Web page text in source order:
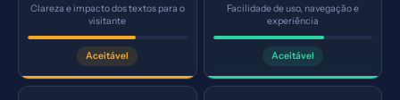
Clareza e impacto dos textos para o
visitante
Aceitável
Facilidade de uso, navegação e
experiência
Aceitável